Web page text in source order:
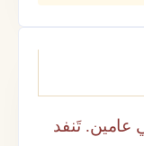
عامين. تَنفد